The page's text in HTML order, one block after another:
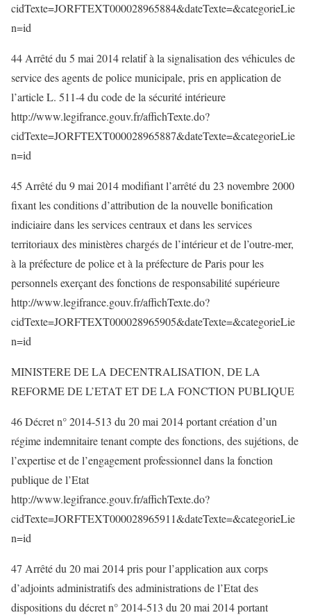
cidTexte=JORFTEXT000028965884&dateTexte=&categorieLie
n=id
44 Arrêté du 5 mai 2014 relatif à la signalisation des véhicules de
service des agents de police municipale, pris en application de
l’article L. 511-4 du code de la sécurité intérieure
http://www.legifrance.gouv.fr/affichTexte.do?
cidTexte=JORFTEXT000028965887&dateTexte=&categorieLie
n=id
45 Arrêté du 9 mai 2014 modifiant l’arrêté du 23 novembre 2000
fixant les conditions d’attribution de la nouvelle bonification
indiciaire dans les services centraux et dans les services
territoriaux des ministères chargés de l’intérieur et de l’outre-mer,
à la préfecture de police et à la préfecture de Paris pour les
personnels exerçant des fonctions de responsabilité supérieure
http://www.legifrance.gouv.fr/affichTexte.do?
cidTexte=JORFTEXT000028965905&dateTexte=&categorieLie
n=id
MINISTERE DE LA DECENTRALISATION, DE LA
REFORME DE L’ETAT ET DE LA FONCTION PUBLIQUE
46 Décret n° 2014-513 du 20 mai 2014 portant création d’un
régime indemnitaire tenant compte des fonctions, des sujétions, de
l’expertise et de l’engagement professionnel dans la fonction
publique de l’Etat
http://www.legifrance.gouv.fr/affichTexte.do?
cidTexte=JORFTEXT000028965911&dateTexte=&categorieLie
n=id
47 Arrêté du 20 mai 2014 pris pour l’application aux corps
d’adjoints administratifs des administrations de l’Etat des
dispositions du décret n° 2014-513 du 20 mai 2014 portant